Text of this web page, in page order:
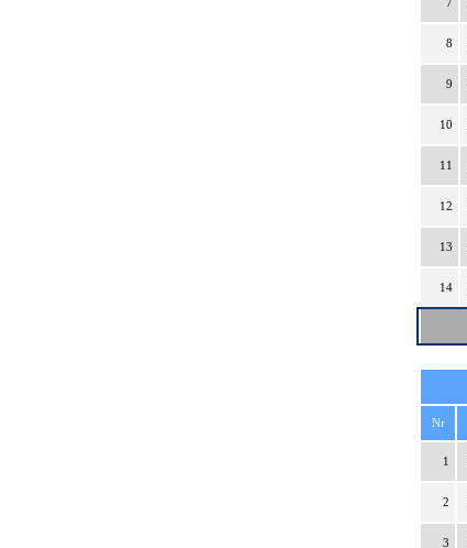
8
9
10
11
12
13
14
Nr
1
2
3